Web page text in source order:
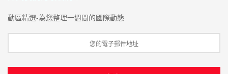
動區精選-為您整理一週間的國際動態